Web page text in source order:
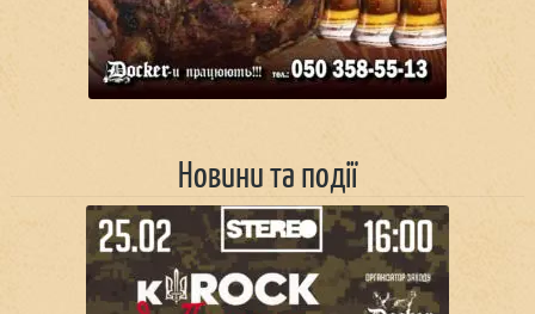
Новини та події